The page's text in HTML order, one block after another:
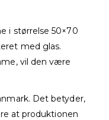
i størrelse 50×70
med glas.
vil den være
Det betyder,
at produktionen